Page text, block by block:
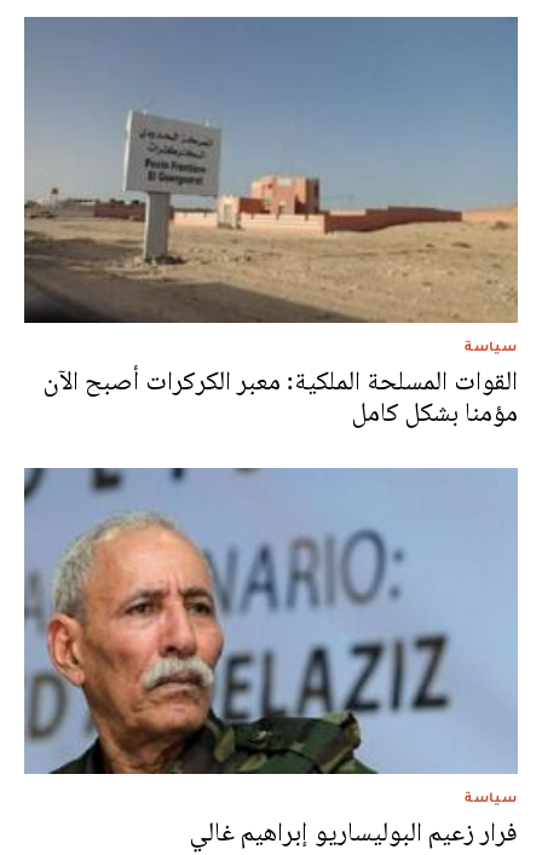
سياسة
القوات المسلحة الملكية: معبر الكركرات أصبح الآن
مؤمنا بشكل كامل
سياسة
فرار زعيم البوليساريو إبراهيم غالي